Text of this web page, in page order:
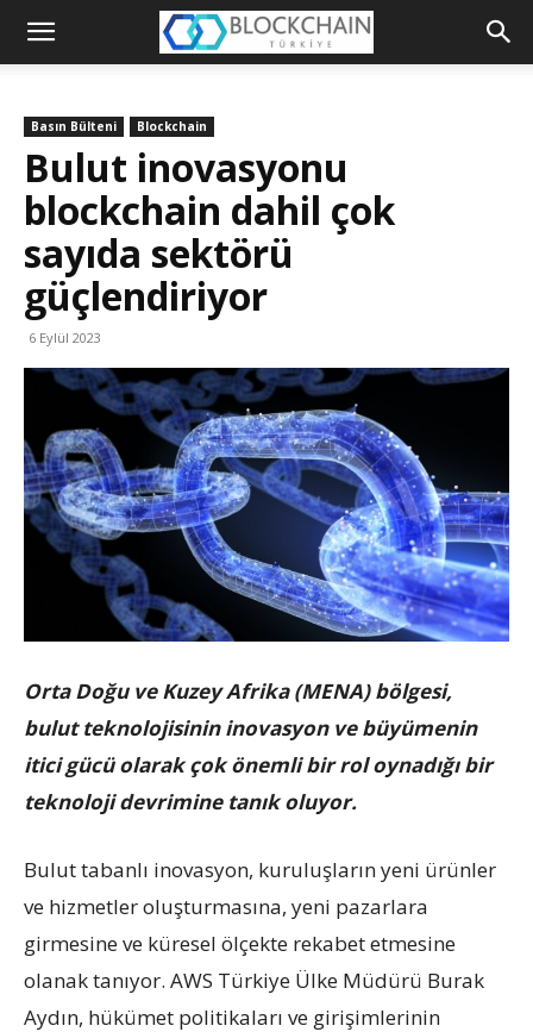
Blockchain
Platformu
Basın Bülteni Blockchain
Bulut inovasyonu
blockchain dahil çok
sayıda sektörü
güçlendiriyor
6 Eylül 2023
Orta Doğu ve Kuzey Afrika (MENA) bölgesi,
bulut teknolojisinin inovasyon ve büyümenin
itici gücü olarak çok önemli bir rol oynadığı bir
teknoloji devrimine tanık oluyor.
Bulut tabanlı inovasyon, kuruluşların yeni ürünler
ve hizmetler oluşturmasına, yeni pazarlara
girmesine ve küresel ölçekte rekabet etmesine
olanak tanıyor. AWS Türkiye Ülke Müdürü Burak
Aydın, hükümet politikaları ve girişimlerinin